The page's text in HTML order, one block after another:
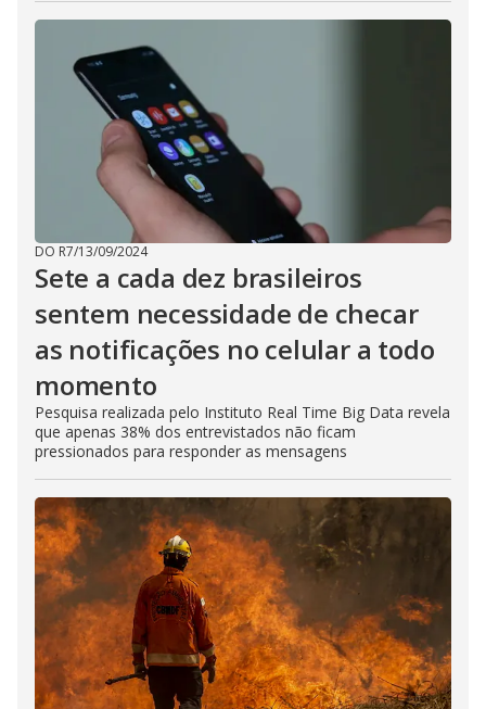
DO R7/13/09/2024
Sete a cada dez brasileiros
sentem necessidade de checar
as notificações no celular a todo
momento
Pesquisa realizada pelo Instituto Real Time Big Data revela
que apenas 38% dos entrevistados não ficam
pressionados para responder as mensagens